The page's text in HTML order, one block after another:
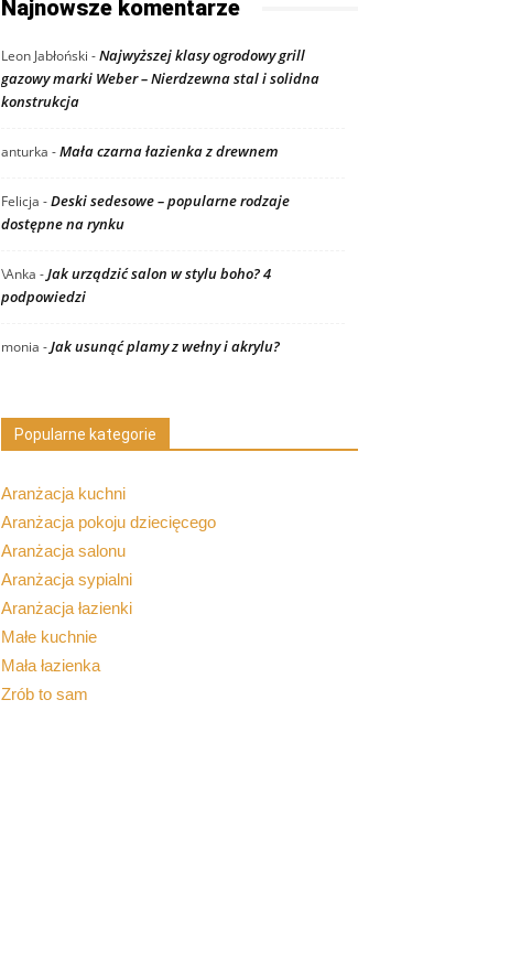
Najnowsze komentarze
Leon Jabłoński -Najwyższej klasy ogrodowy grill
gazowy marki Weber – Nierdzewna stal i solidna
konstrukcja
anturka -Mała czarna łazienka z drewnem
Felicja -Deski sedesowe – popularne rodzaje
dostępne na rynku
\Anka -Jak urządzić salon w stylu boho? 4
podpowiedzi
monia -Jak usunąć plamy z wełny i akrylu?
Popularne kategorie
Aranżacja kuchni
Aranżacja pokoju dziecięcego
Aranżacja salonu
Aranżacja sypialni
Aranżacja łazienki
Małe kuchnie
Mała łazienka
Zrób to sam